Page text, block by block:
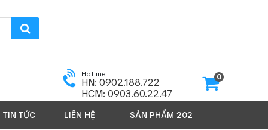
Hotline
HN: 0902.188.722
HCM: 0903.60.22.47
0
TIN TỨC LIÊN HỆ
SẢN PHẨM 2026